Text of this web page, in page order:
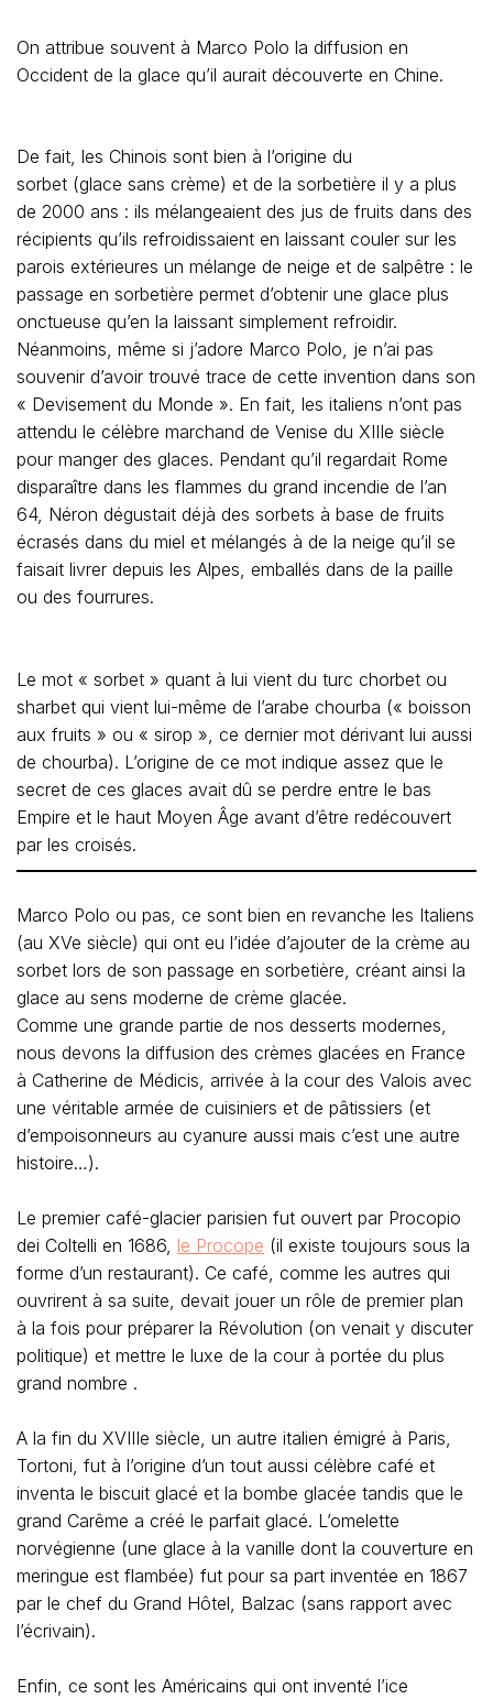
On attribue souvent à Marco Polo la diffusion en
Occident de la glace qu’il aurait découverte en Chine.
De fait, les Chinois sont bien à l’origine du
sorbet (glace sans crème) et de la sorbetière il y a plus
de 2000 ans : ils mélangeaient des jus de fruits dans des
récipients qu’ils refroidissaient en laissant couler sur les
parois extérieures un mélange de neige et de salpêtre : le
passage en sorbetière permet d’obtenir une glace plus
onctueuse qu’en la laissant simplement refroidir.
Néanmoins, même si j’adore Marco Polo, je n’ai pas
souvenir d’avoir trouvé trace de cette invention dans son
« Devisement du Monde ». En fait, les italiens n’ont pas
attendu le célèbre marchand de Venise du XIIIe siècle
pour manger des glaces. Pendant qu’il regardait Rome
disparaître dans les flammes du grand incendie de l’an
64, Néron dégustait déjà des sorbets à base de fruits
écrasés dans du miel et mélangés à de la neige qu’il se
faisait livrer depuis les Alpes, emballés dans de la paille
ou des fourrures.
Le mot « sorbet » quant à lui vient du turc chorbet ou
sharbet qui vient lui-même de l’arabe chourba (« boisson
aux fruits » ou « sirop », ce dernier mot dérivant lui aussi
de chourba). L’origine de ce mot indique assez que le
secret de ces glaces avait dû se perdre entre le bas
Empire et le haut Moyen Âge avant d’être redécouvert
par les croisés.
Marco Polo ou pas, ce sont bien en revanche les Italiens
(au XVe siècle) qui ont eu l’idée d’ajouter de la crème au
sorbet lors de son passage en sorbetière, créant ainsi la
glace au sens moderne de crème glacée.
Comme une grande partie de nos desserts modernes,
nous devons la diffusion des crèmes glacées en France
à Catherine de Médicis, arrivée à la cour des Valois avec
une véritable armée de cuisiniers et de pâtissiers (et
d’empoisonneurs au cyanure aussi mais c’est une autre
histoire…).
Le premier café-glacier parisien fut ouvert par Procopio
dei Coltelli en 1686, le Procope (il existe toujours sous la
forme d’un restaurant). Ce café, comme les autres qui
ouvrirent à sa suite, devait jouer un rôle de premier plan
à la fois pour préparer la Révolution (on venait y discuter
politique) et mettre le luxe de la cour à portée du plus
grand nombre .
A la fin du XVIIIe siècle, un autre italien émigré à Paris,
Tortoni, fut à l’origine d’un tout aussi célèbre café et
inventa le biscuit glacé et la bombe glacée tandis que le
grand Carême a créé le parfait glacé. L’omelette
norvégienne (une glace à la vanille dont la couverture en
meringue est flambée) fut pour sa part inventée en 1867
par le chef du Grand Hôtel, Balzac (sans rapport avec
l’écrivain).
Enfin, ce sont les Américains qui ont inventé l’ice